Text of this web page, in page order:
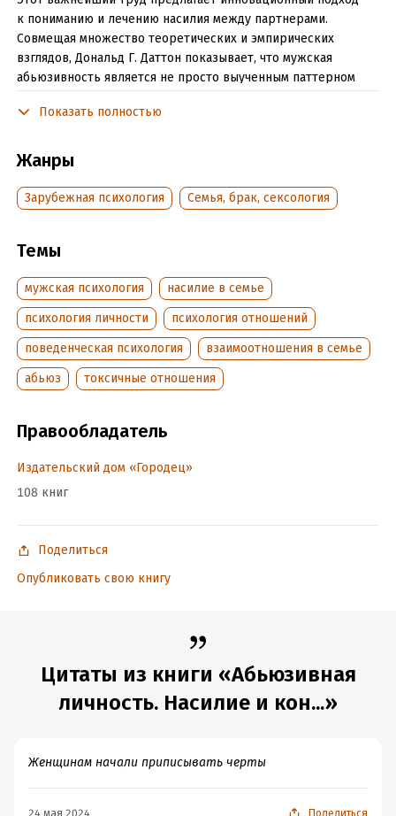
к пониманию и лечению насилия между партнерами.
Совмещая множество теоретических и эмпирических
взглядов, Дональд Г. Даттон показывает, что мужская
абьюзивность является не просто выученным паттерном
освещает развитие абьюзивной личности с раннего детства
к терапии, созданный для удовлетворения особых
потребностей этой группы населения. Во второе издание
включены две новые главы – о нейробиологических
причинах абьюзивного поведения и о развитии
Подробная информация
Дата написания:1 января 2007
Объем:620569
Год издания:2022
Дата поступления: 11 октября 2022
Переводчик: Наталия Пресс
Показать полностью
Жанры
Зарубежная психология Семья, брак, сексология
Темы
мужская психология
насилие в семье
психология личности
психология отношений
поведенческая психология
взаимоотношения в семье
абьюз
токсичные отношения
Правообладатель
Издательский дом «Городец»
108 книг
Поделиться
Опубликовать свою книгу
Цитаты из книги «Абьюзивная
личность. Насилие и кон...»
Женщинам начали приписывать черты
24 мая 2024 Поделиться